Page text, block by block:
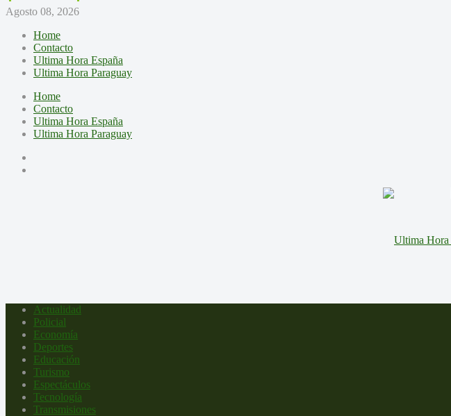
Agosto 08, 2026
Home
Contacto
Ultima Hora España
Ultima Hora Paraguay
Home
Contacto
Ultima Hora España
Ultima Hora Paraguay
Actualidad
Policial
Economía
Deportes
Educación
Turismo
Espectáculos
Tecnología
Transmisiones